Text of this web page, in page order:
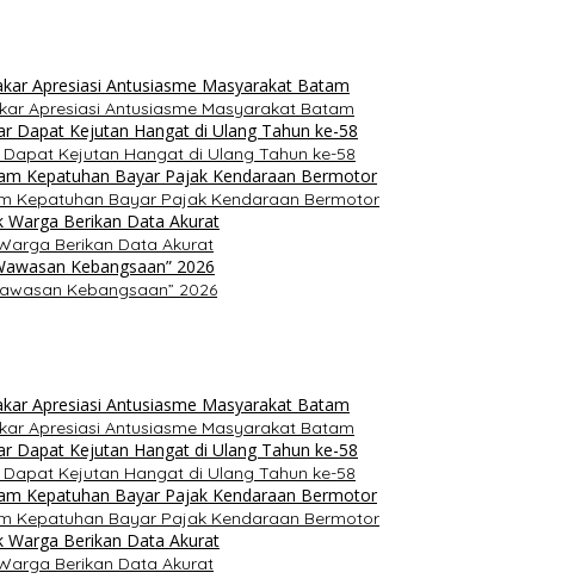
Apresiasi Antusiasme Masyarakat Batam
Kejutan Hangat di Ulang Tahun ke-58
Kepatuhan Bayar Pajak Kendaraan Bermotor
Berikan Data Akurat
Kebangsaan” 2026
Apresiasi Antusiasme Masyarakat Batam
Kejutan Hangat di Ulang Tahun ke-58
Kepatuhan Bayar Pajak Kendaraan Bermotor
Berikan Data Akurat